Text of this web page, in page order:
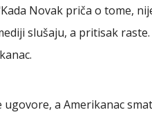
Novak priča o tome,
slušaju, a pritisak raste.
a Amerikanac